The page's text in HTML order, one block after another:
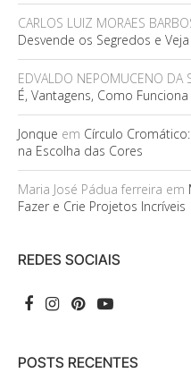
CARLOS LUIZ MORAES
Desvende os Segredos e
EDVALDO NEPOMUCENO DA
É, Vantagens, Como
Jonque em Círculo
na Escolha das Cores
Maria José Pádua ferreira em
Fazer e Crie Projetos Incríveis
REDES SOCIAIS
POSTS RECENTES